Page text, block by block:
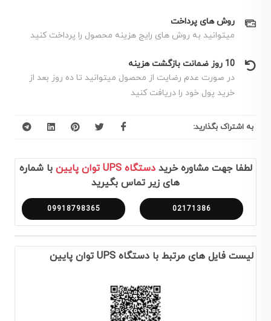
روش های پرداخت
میتوانید به روش های رایج هزینه محصول را پرداخت کنید
10 روز ضمانت بازگشت هزینه
در صورت عدم رضایت از محصول میتوانید تا ده روز بعد از
خرید پول خود را دریافت کنید
به اشتراک بگذارید:
لطفا جهت مشاوره خریددستگاه UPS توان پایین
با شماره
های زیر تماس بگیرید
02171386
09918798365
لیست فایل های مرتبط با دستگاه UPS توان پایین